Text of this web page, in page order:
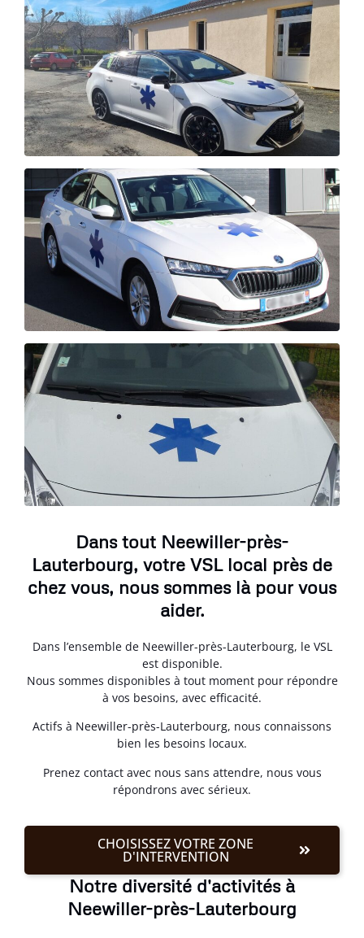
Dans tout Neewiller-près-
Lauterbourg, votre VSL local près de
chez vous, nous sommes là pour vous
aider.
Dans l’ensemble de Neewiller-près-Lauterbourg, le VSL
est disponible.
Nous sommes disponibles à tout moment pour répondre
à vos besoins, avec efficacité.
Actifs à Neewiller-près-Lauterbourg, nous connaissons
bien les besoins locaux.
Prenez contact avec nous sans attendre, nous vous
répondrons avec sérieux.
CHOISISSEZ VOTRE ZONE
D'INTERVENTION
Notre diversité d'activités à
Neewiller-près-Lauterbourg